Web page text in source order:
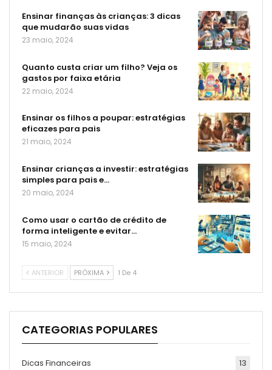
Ensinar finanças às crianças: 3 dicas
que mudarão suas vidas
23 maio, 2024
Quanto custa criar um filho? Veja os
gastos por faixa etária
22 maio, 2024
Ensinar os filhos a poupar: estratégias
eficazes para pais
21 maio, 2024
Ensinar crianças a investir: estratégias
simples para pais e…
20 maio, 2024
Como usar o cartão de crédito de
forma inteligente e evitar…
15 maio, 2024
ANTERIOR PRÓXIMA 1 De 4
CATEGORIAS POPULARES
Dicas Financeiras 13